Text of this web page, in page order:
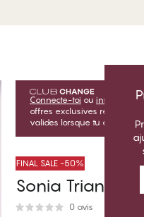
Connecte-toi ou inscris-toi
offres exclusives réservées
valides lorsque tu es
FINAL SALE -50%
Sonia Triangle
0 avis